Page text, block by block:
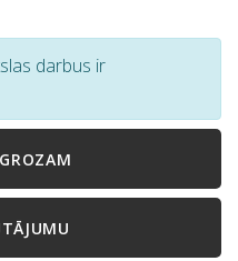
darbus ir